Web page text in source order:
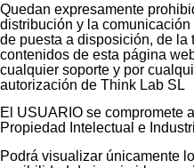
Quedan expresamente
distribución y la
de puesta a disposición, de la
contenidos de esta página
cualquier soporte y por
autorización de Think Lab SL
El USUARIO se compromete
Propiedad Intelectual e
Podrá visualizar únicamente